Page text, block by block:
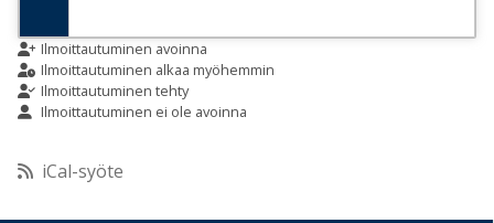
9:00
10:00
11:00
Ilmoittautuminen avoinna
Ilmoittautuminen alkaa myöhemmin
Ilmoittautuminen tehty
Ilmoittautuminen ei ole avoinna
iCal-syöte